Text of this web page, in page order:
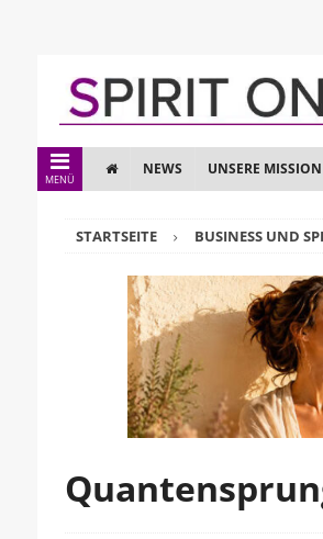
MENÜ
NEWS UNSERE MISSION
STARTSEITE BUSINESS UND